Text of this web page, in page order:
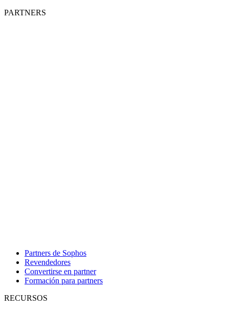
PARTNERS
Partners de Sophos
Revendedores
Convertirse en partner
Formación para partners
RECURSOS